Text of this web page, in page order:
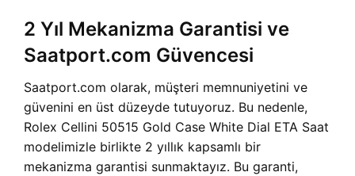
2 Yıl Mekanizma Garantisi ve
Saatport.com Güvencesi
Saatport.com olarak, müşteri memnuniyetini ve
güvenini en üst düzeyde tutuyoruz. Bu nedenle,
Rolex Cellini 50515 Gold Case White Dial ETA Saat
modelimizle birlikte 2 yıllık kapsamlı bir
mekanizma garantisi sunmaktayız. Bu garanti,